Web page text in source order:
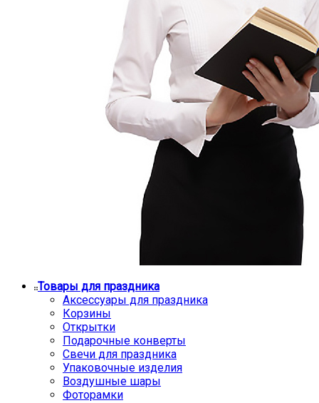
Товары для праздника
Аксессуары для праздника
Корзины
Открытки
Подарочные конверты
Свечи для праздника
Упаковочные изделия
Воздушные шары
Фоторамки